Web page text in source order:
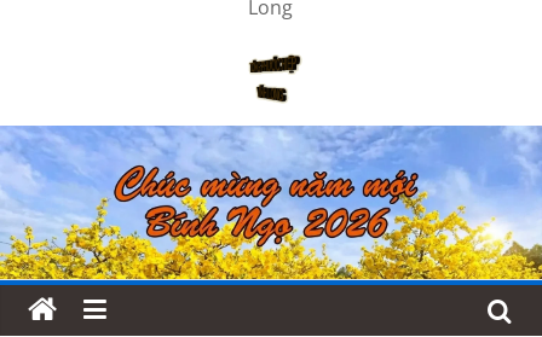
Long